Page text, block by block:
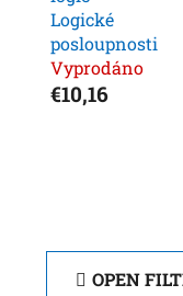
Logické
posloupnosti
Vyprodáno
€10,16
OPEN